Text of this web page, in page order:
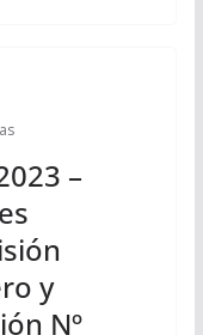
–
y
Nº